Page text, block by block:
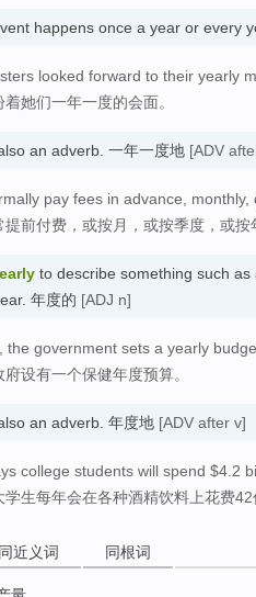
happens once a year or every
looked forward to their yearly
她们一年一度的会面。
an adverb. 一年一度地 [ADV
pay fees in advance, monthly,
前付费，或按月，或按季度，或按
to describe something such
年度的 [ADJ n]
the government sets a yearly
设有一个保健年度预算。
an adverb. 年度地 [ADV after v]
college students will spend $4.2
生每年会在各种酒精饮料上花费42
同近义词 同根词